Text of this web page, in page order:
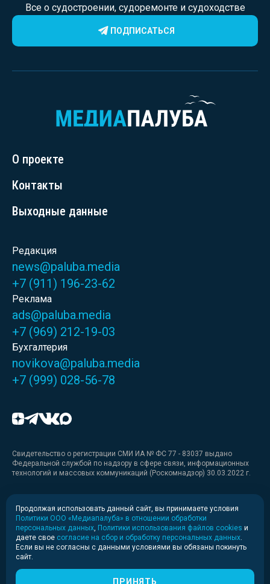
Все о судостроении, судоремонте и судоходстве
ПОДПИСАТЬСЯ
О проекте
Контакты
Выходные данные
Редакция
news@paluba.media
+7 (911) 196-23-62
Реклама
ads@paluba.media
+7 (969) 212-19-03
Бухгалтерия
novikova@paluba.media
+7 (999) 028-56-78
Свидетельство о регистрации СМИ ИА № ФС 77 - 83037 выдано
Федеральной службой по надзору в сфере связи, информационных
технологий и массовых коммуникаций (Роскомнадзор) 30.03.2022 г.
Медиакит
Медиакит для печати
Политика конфиденциальности
© 2020-2026 Информационное агентство «Медиапалуба»
Продолжая использовать данный сайт, вы принимаете условия
Политики ООО «Медиапалуба» в отношении обработки
персональных данных Политики использования файлов cookies и
даете свое согласие на сбор и обработку персональных данных
Если вы не согласны с данными условиями вы обязаны покинуть
сайт.
ПРИНЯТЬ